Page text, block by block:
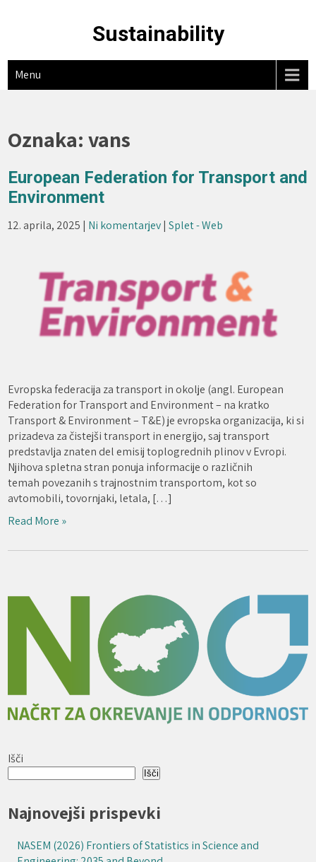
Sustainability
Menu
Oznaka:vans
European Federation for Transport and
Environment
12. aprila, 2025 | Ni komentarjev|Splet - Web
Evropska federacija za transport in okolje (angl. European
Federation for Transport and Environment – na kratko
Transport & Environment – T&E) je evropska organizacija, ki si
prizadeva za čistejši transport in energijo, saj transport
predstavlja znaten del emisij toplogrednih plinov v Evropi.
Njihova spletna stran ponuja informacije o različnih
temah povezanih s trajnostnim transportom, kot so
avtomobili, tovornjaki, letala, […]
Read More »
Išči
Išči
Najnovejši prispevki
NASEM (2026) Frontiers of Statistics in Science and